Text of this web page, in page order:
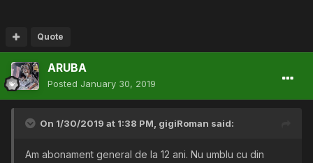
Quote
ARUBA
Posted January 30, 2019
On 1/30/2019 at 1:38 PM, gigiRoman said:
Am abonament general de la 12 ani. Nu umblu cu din